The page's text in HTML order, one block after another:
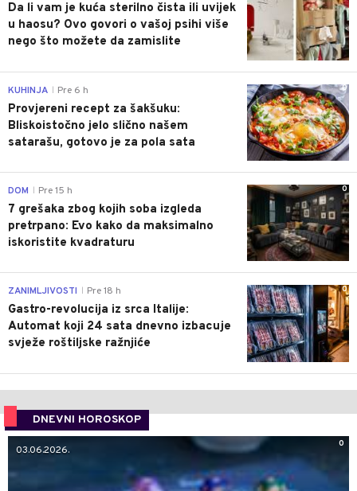
Da li vam je kuća sterilno čista ili uvijek
u haosu? Ovo govori o vašoj psihi više
nego što možete da zamislite
0
KUHINJA Pre 6 h
Provjereni recept za šakšuku:
Bliskoistočno jelo slično našem
satarašu, gotovo je za pola sata
0
DOM Pre 15 h
7 grešaka zbog kojih soba izgleda
pretrpano: Evo kako da maksimalno
iskoristite kvadraturu
0
ZANIMLJIVOSTI Pre 18 h
Gastro-revolucija iz srca Italije:
Automat koji 24 sata dnevno izbacuje
svježe roštiljske ražnjiće
DNEVNI HOROSKOP
0
03.06.2026.